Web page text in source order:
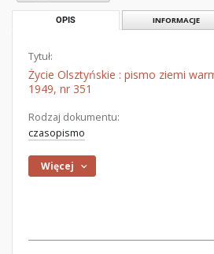
OPIS INFORMACJE
Tytuł:
Życie Olsztyńskie : pismo ziemi
1949, nr 351
Rodzaj dokumentu:
czasopismo
Więcej